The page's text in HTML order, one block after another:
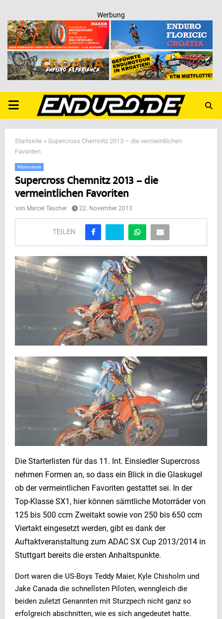
Werbung
PRIMARY
MENU
Startseite » Supercross Chemnitz 2013 – die vermeintlichen
Favoriten
Motocross
Supercross Chemnitz 2013 – die
vermeintlichen Favoriten
von Marcel Teucher 22. November 2013
TEILEN
Die Starterlisten für das 11. Int. Einsiedler Supercross
nehmen Formen an, so dass ein Blick in die Glaskugel
ob der vermeintlichen Favoriten gestattet sei. In der
Top-Klasse SX1, hier können sämtliche Motorräder von
125 bis 500 ccm Zweitakt sowie von 250 bis 650 ccm
Viertakt eingesetzt werden, gibt es dank der
Auftaktveranstaltung zum ADAC SX Cup 2013/2014 in
Stuttgart bereits die ersten Anhaltspunkte.
Dort waren die US-Boys Teddy Maier, Kyle Chisholm und
Jake Canada die schnellsten Piloten, wenngleich die
beiden zuletzt Genannten mit Sturzpech nicht ganz so
erfolgreich abschnitten, wie es sich angedeutet hatte.